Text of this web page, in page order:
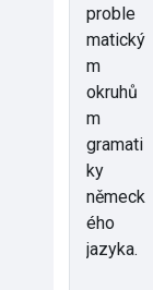
proble
matický
m
okruhů
m
gramati
ky
německ
ého
jazyka.